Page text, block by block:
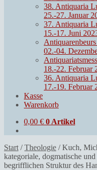
38. Antiquaria
25.-27. Januar
37. Antiquaria
15.-17. Juni
02.-04.
18.-22. Februar
36. Antiquaria
17.-19. Februar
Kasse
Warenkorb
0,00 € 0 Artikel
Start /Theologie /Kuch,
kategoriale, dogmatische
begrifflichen Struktur des